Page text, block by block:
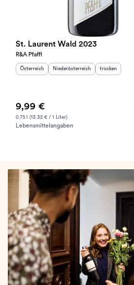
St. Laurent Wald 2023
R&A Pfaffl
Herkunftsland
Österreich Herkunftsregion:
Niederösterreich Geschmack
trocken
9,99 €
0.75 l (13.32 € / 1 Liter)
Lebensmittelangaben